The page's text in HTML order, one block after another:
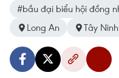
#bầu đại biểu hội đồng
Long An
Tây Ninh